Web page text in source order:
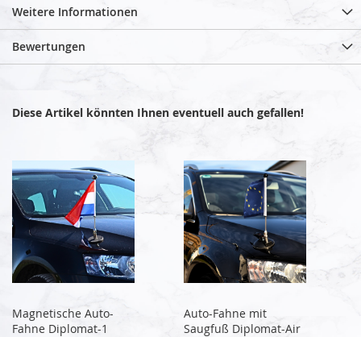
Weitere Informationen
Bewertungen
Diese Artikel könnten Ihnen eventuell auch gefallen!
Magnetische Auto-
Fahne Diplomat-1
Auto-Fahne mit
Saugfuß Diplomat-Air